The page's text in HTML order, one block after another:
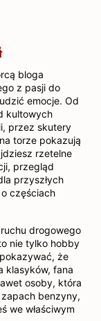
bloga
z pasji do
emocje. Od
kultowych
przez skutery
torze pokazują
rzetelne
przegląd
przyszłych
częściach
drogowego
nie tylko hobby
że
klasyków, fana
osoby, która
benzyny,
we właściwym